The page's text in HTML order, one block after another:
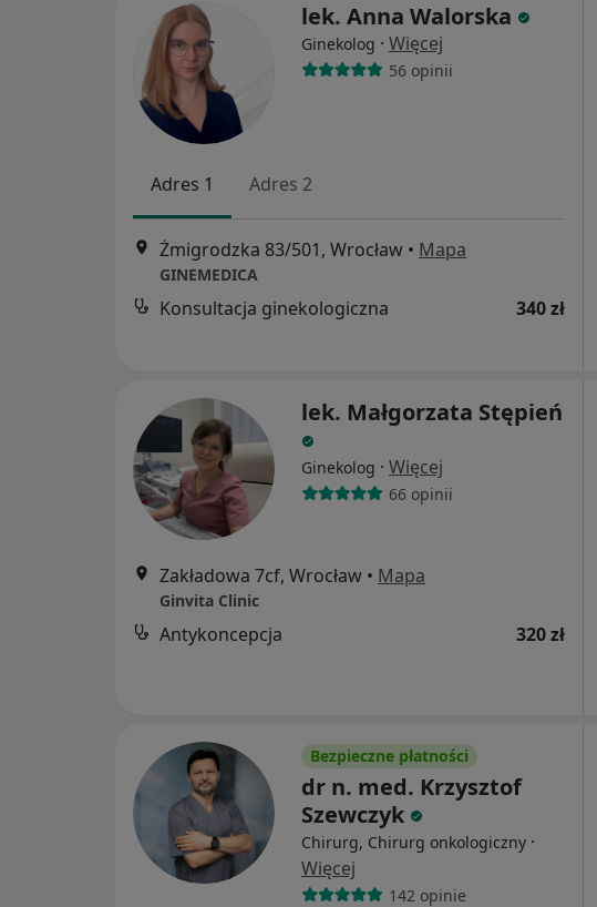
lek. Anna Walorska
Ginekolog · Więcej
56 opinii
Adres 1 Adres 2
Żmigrodzka 83/501, Wrocław • Mapa
GINEMEDICA
Konsultacja ginekologiczna 340 zł
lek. Małgorzata Stępień
Ginekolog · Więcej
66 opinii
Zakładowa 7cf, Wrocław • Mapa
Ginvita Clinic
Antykoncepcja 320 zł
Bezpieczne płatności
dr n. med. Krzysztof
Szewczyk
Chirurg, Chirurg onkologiczny ·
Więcej
142 opinie